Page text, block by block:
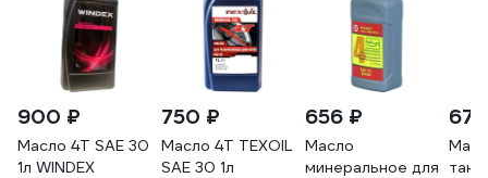
900 ₽
Масло 4Т SAE 30
1л WINDEX
750 ₽
Масло 4Т TEXOIL
SAE 30 1л
656 ₽
Масло
минеральное для